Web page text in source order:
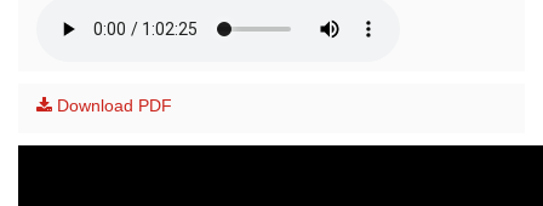
Download PDF